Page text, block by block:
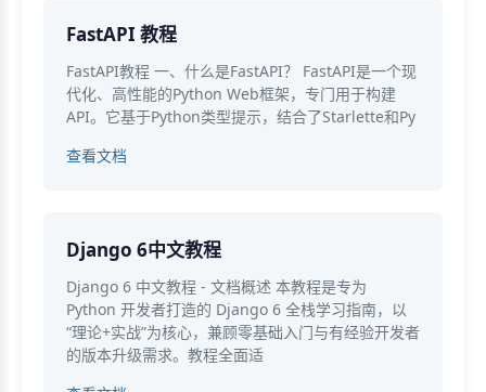
FastAPI 教程
FastAPI教程 一、什么是FastAPI？ FastAPI是一个现
代化、高性能的Python Web框架，专门用于构建
API。它基于Python类型提示，结合了Starlette和Py
查看文档
Django 6中文教程
Django 6 中文教程 - 文档概述 本教程是专为
Python 开发者打造的 Django 6 全栈学习指南，以
“理论+实战”为核心，兼顾零基础入门与有经验开发者
的版本升级需求。教程全面适